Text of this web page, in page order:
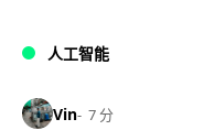
人工智能
Vin 7 分